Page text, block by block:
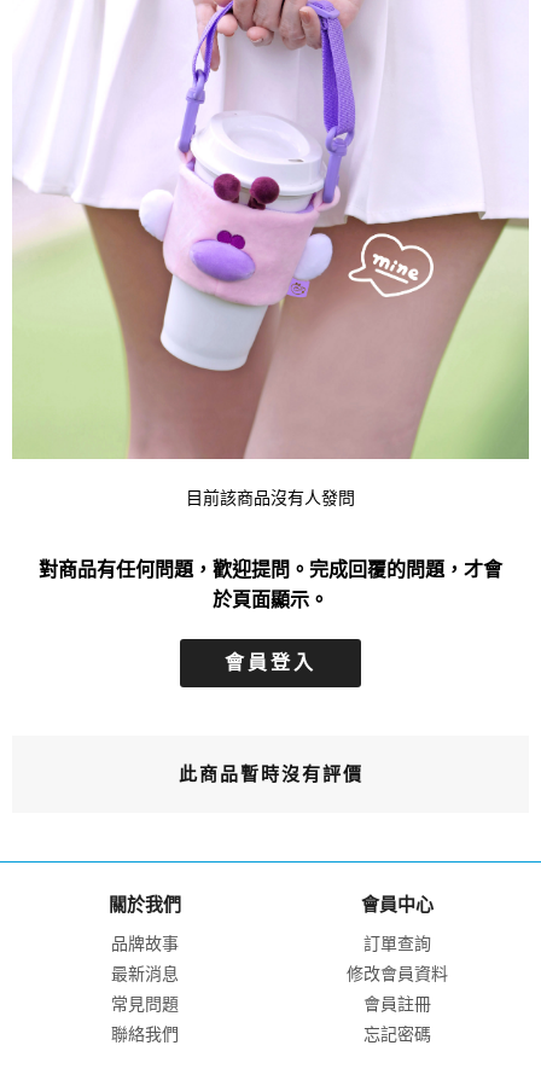
目前該商品沒有人發問
對商品有任何問題，歡迎提問。完成回覆的問題，才會
於頁面顯示。
會員登入
此商品暫時沒有評價
關於我們
品牌故事
最新消息
常見問題
聯絡我們
會員中心
訂單查詢
修改會員資料
會員註冊
忘記密碼